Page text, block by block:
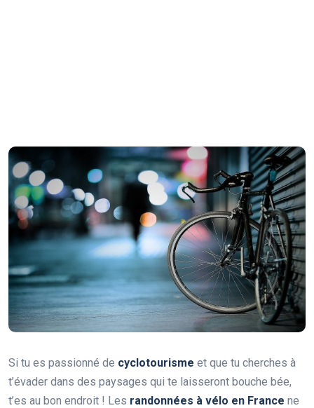
Si tu es passionné de cyclotourisme et que tu cherches à
t’évader dans des paysages qui te laisseront bouche bée,
t’es au bon endroit ! Les randonnées à vélo en France ne